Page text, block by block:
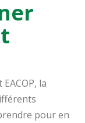
la
pour en